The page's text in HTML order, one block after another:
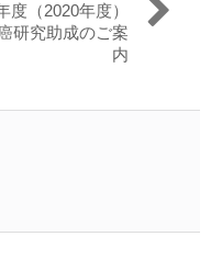
度（2020年度）
研究助成のご案
内